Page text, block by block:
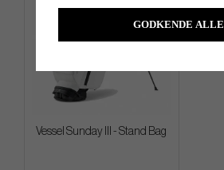
Vessel Sunday III - Stand Bag
GODKENDE ALLE